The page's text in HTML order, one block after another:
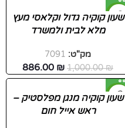
-11%
שעון קוקיה גדול וקלאסי מעץ
מלא לבית ולמשרד
מק"ט: 7091
1,000.00₪
886.00 ₪
-55%
שעון קוקיה מנגן מפלסטיק –
ראש אייל חום